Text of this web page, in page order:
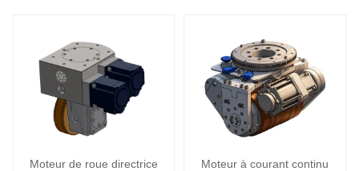
Moteur de roue directrice
Moteur à courant continu